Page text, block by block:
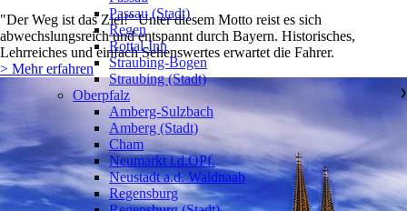
"Der Weg ist das Ziel!" Unter diesem Motto reist es sich
abwechslungsreich und entspannt durch Bayern. Historisches,
Lehrreiches und einfach Sehenswertes erwartet die Fahrer.
> Mehr erfahren
Passau (Stadt)
Regen
Rottal-Inn
Straubing-Bogen
Straubing (Stadt)
Oberpfalz
❯
Amberg-Sulzbach
Amberg (Stadt)
Cham
Neumarkt i.d.OPf.
Neustadt a.d. Waldnaab
Regensburg